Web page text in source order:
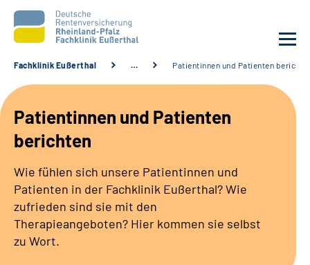
Unsere Klinik
Unsere Angebote
Ihre Rehabilitation
Karriere
Beratungsstellen &
Fachklinik Eußerthal … Patientinnen und Patienten
Patientinnen und Patienten
berichten
Wie fühlen sich unsere Patientinnen und
Patienten in der Fachklinik Eußerthal? Wie
zufrieden sind sie mit den
Therapieangeboten? Hier kommen sie selbst
zu Wort.